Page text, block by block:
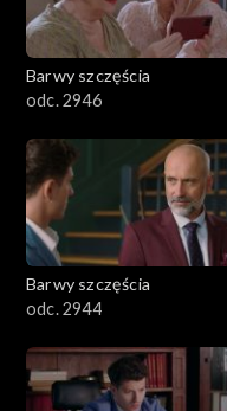
Barwy szczęścia
odc. 2946
Barwy szczęścia
odc. 2944